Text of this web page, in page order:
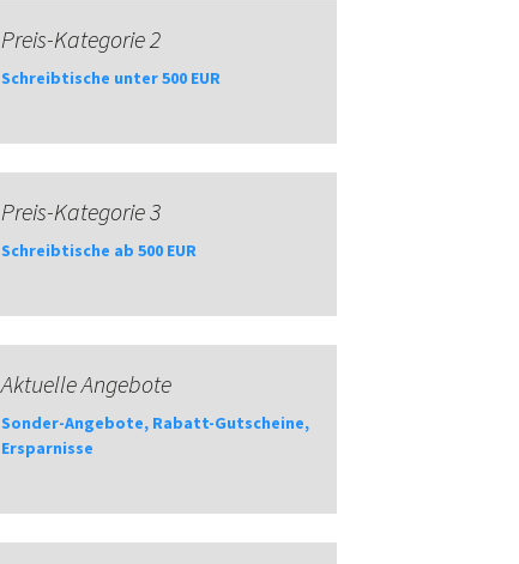
Preis-Kategorie 2
Schreibtische unter 500 EUR
Preis-Kategorie 3
Schreibtische ab 500 EUR
Aktuelle Angebote
Sonder-Angebote, Rabatt-Gutscheine,
Ersparnisse